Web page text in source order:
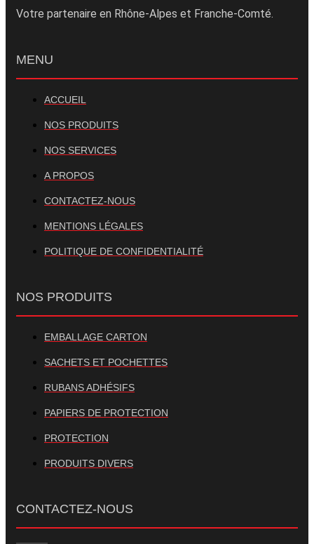
Votre partenaire en Rhône-Alpes et Franche-Comté.
MENU
ACCUEIL
NOS PRODUITS
NOS SERVICES
A PROPOS
CONTACTEZ-NOUS
MENTIONS LÉGALES
POLITIQUE DE CONFIDENTIALITÉ
NOS PRODUITS
EMBALLAGE CARTON
SACHETS ET POCHETTES
RUBANS ADHÉSIFS
PAPIERS DE PROTECTION
PROTECTION
PRODUITS DIVERS
CONTACTEZ-NOUS